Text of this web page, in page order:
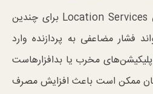
همچنین، فعال بودن ویژگی Location Services برای چندین
فشار مضاعفی به پردازنده وارد
مخرب یا بدافزارهاست
ممکن است باعث افزایش مصرف